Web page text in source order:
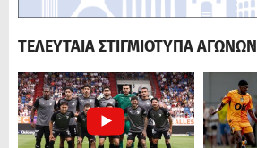
ΤΕΛΕΥΤΑΙΑ ΣΤΙΓΜΙΟΤΥΠΑ ΑΓΩΝΩΝ